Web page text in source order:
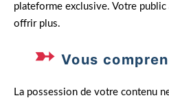
plateforme exclusive. Votre
offrir plus.
Vous
La possession de votre contenu